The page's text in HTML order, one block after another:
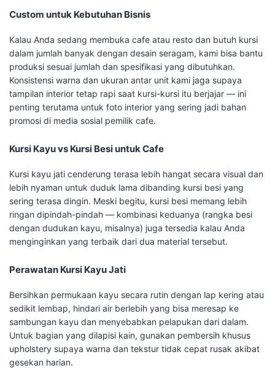
Custom untuk Kebutuhan Bisnis
Kalau Anda sedang membuka cafe atau resto dan butuh kursi
dalam jumlah banyak dengan desain seragam, kami bisa bantu
produksi sesuai jumlah dan spesifikasi yang dibutuhkan.
Konsistensi warna dan ukuran antar unit kami jaga supaya
tampilan interior tetap rapi saat kursi-kursi itu berjajar — ini
penting terutama untuk foto interior yang sering jadi bahan
promosi di media sosial pemilik cafe.
Kursi Kayu vs Kursi Besi untuk Cafe
Kursi kayu jati cenderung terasa lebih hangat secara visual dan
lebih nyaman untuk duduk lama dibanding kursi besi yang
sering terasa dingin. Meski begitu, kursi besi memang lebih
ringan dipindah-pindah — kombinasi keduanya (rangka besi
dengan dudukan kayu, misalnya) juga tersedia kalau Anda
menginginkan yang terbaik dari dua material tersebut.
Perawatan Kursi Kayu Jati
Bersihkan permukaan kayu secara rutin dengan lap kering atau
sedikit lembap, hindari air berlebih yang bisa meresap ke
sambungan kayu dan menyebabkan pelapukan dari dalam.
Untuk bagian yang dilapisi kain, gunakan pembersih khusus
upholstery supaya warna dan tekstur tidak cepat rusak akibat
gesekan harian.